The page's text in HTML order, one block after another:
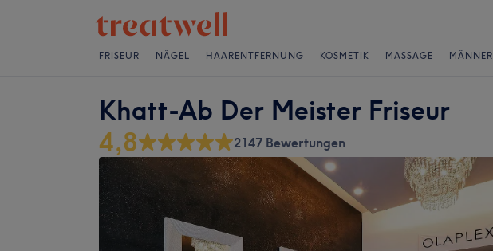
FRISEUR NÄGEL HAARENTFERNUNG KOSMETIK MASSAGE MÄNNER
Khatt-Ab Der Meister Friseur
4,8 2147 Bewertungen